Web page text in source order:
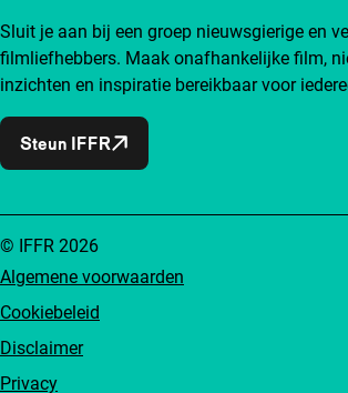
Sluit je aan bij een groep nieuwsgierige en
filmliefhebbers. Maak onafhankelijke film,
inzichten en inspiratie bereikbaar voor
Steun IFFR
Algemene voorwaarden
Cookiebeleid
Disclaimer
Privacy
© IFFR 2026